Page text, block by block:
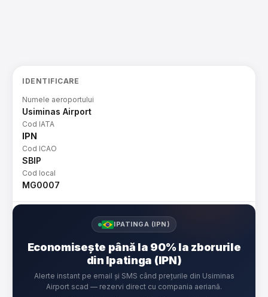
IDENTIFICARE
Numele aeroportului
Usiminas Airport
Cod IATA
IPN
Cod ICAO
SBIP
Cod local
MG0007
IPATINGA (IPN)
Economisește până la 90% la zborurile
din Ipatinga (IPN)
Alerte instant pe email și SMS când prețurile din Usiminas
Airport scad — rezervi direct cu compania aeriană.